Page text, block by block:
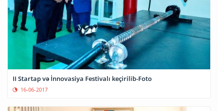
II Startap və İnnovasiya Festivalı keçirilib-Foto
16-06-2017